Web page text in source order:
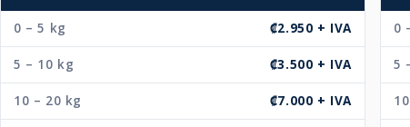
0 – 5 kg ₡2.950 + IVA
5 – 10 kg ₡3.500 + IVA
10 – 20 kg ₡7.000 + IVA
0
5